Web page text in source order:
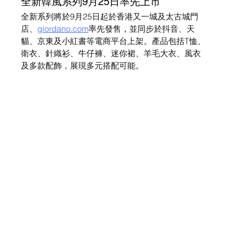
全新系列將於9月25日起於香港又一城及太古城門
店、 giordano.com率先發售，並同步於抖音、天
貓、京東及小紅書等電商平台上架。產品包括T恤、
衛衣、針織衫、牛仔褲、迷你裙、羊毛大衣、風衣
及多款配飾，展現多元搭配可能。